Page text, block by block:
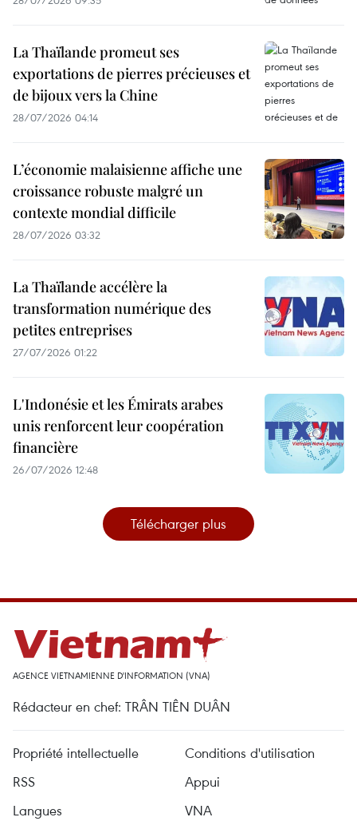
La Thaïlande promeut ses
exportations de pierres précieuses et
de bijoux vers la Chine
28/07/2026 04:14
L’économie malaisienne affiche une
croissance robuste malgré un
contexte mondial difficile
28/07/2026 03:32
La Thaïlande accélère la
transformation numérique des
petites entreprises
27/07/2026 01:22
L'Indonésie et les Émirats arabes
unis renforcent leur coopération
financière
26/07/2026 12:48
Télécharger plus
AGENCE VIETNAMIENNE D'INFORMATION (VNA)
Rédacteur en chef: TRÂN TIÊN DUÂN
Propriété intellectuelle
Conditions d'utilisation
RSS
Appui
Langues
VNA